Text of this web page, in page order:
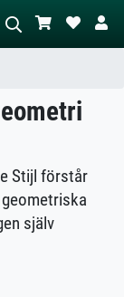
AI-bildsökning
– t.ex. grön äng,
mycket rött, mörk
naken bredvid ett
träd.
Stijl förstår
själv